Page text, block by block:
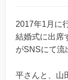
2017年1月に
結婚式に出席
がSNSにて流
平さんと、山